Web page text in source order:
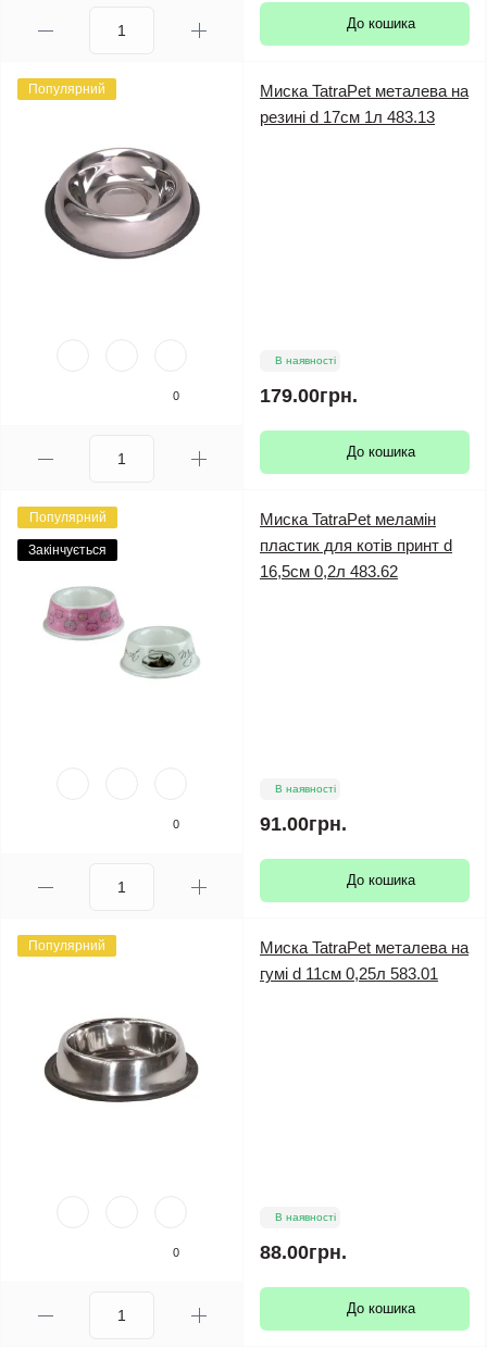
До кошика
Популярний
0
Миска TatraPet металева на
резині d 17см 1л 483.13
В наявності
179.00грн.
До кошика
Популярний
Закінчується
0
Миска TatraPet меламін
пластик для котів принт d
16,5см 0,2л 483.62
В наявності
91.00грн.
До кошика
Популярний
0
Миска TatraPet металева на
гумі d 11см 0,25л 583.01
В наявності
88.00грн.
До кошика